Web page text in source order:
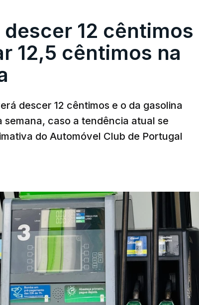
12 cêntimos
12,5 cêntimos na
descer 12 cêntimos e o da gasolina
caso a tendência atual se
do Automóvel Club de Portugal